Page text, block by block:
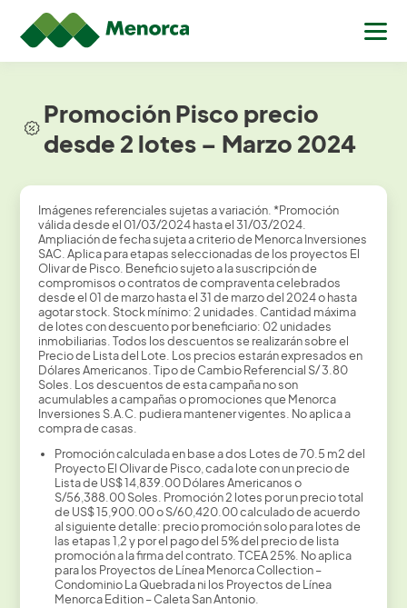
Promoción Pisco precio
desde 2 lotes – Marzo 2024
Imágenes referenciales sujetas a variación. *Promoción
válida desde el 01/03/2024 hasta el 31/03/2024.
Ampliación de fecha sujeta a criterio de Menorca Inversiones
SAC. Aplica para etapas seleccionadas de los proyectos El
Olivar de Pisco. Beneficio sujeto a la suscripción de
compromisos o contratos de compraventa celebrados
desde el 01 de marzo hasta el 31 de marzo del 2024 o hasta
agotar stock. Stock mínimo: 2 unidades. Cantidad máxima
de lotes con descuento por beneficiario: 02 unidades
inmobiliarias. Todos los descuentos se realizarán sobre el
Precio de Lista del Lote. Los precios estarán expresados en
Dólares Americanos. Tipo de Cambio Referencial S/ 3.80
Soles. Los descuentos de esta campaña no son
acumulables a campañas o promociones que Menorca
Inversiones S.A.C. pudiera mantener vigentes. No aplica a
compra de casas.
Promoción calculada en base a dos Lotes de 70.5 m2 del
Proyecto El Olivar de Pisco, cada lote con un precio de
Lista de US$ 14,839.00 Dólares Americanos o
S/56,388.00 Soles. Promoción 2 lotes por un precio total
de US$ 15,900.00 o S/60,420.00 calculado de acuerdo
al siguiente detalle: precio promoción solo para lotes de
las etapas 1,2 y por el pago del 5% del precio de lista
promoción a la firma del contrato. TCEA 25%. No aplica
para los Proyectos de Línea Menorca Collection –
Condominio La Quebrada ni los Proyectos de Línea
Menorca Edition – Caleta San Antonio.